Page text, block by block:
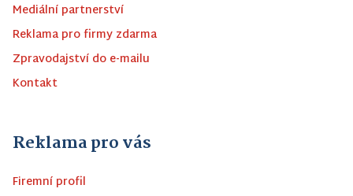
Mediální partnerství
Reklama pro firmy zdarma
Zpravodajství do e-mailu
Kontakt
Reklama pro vás
Firemní profil